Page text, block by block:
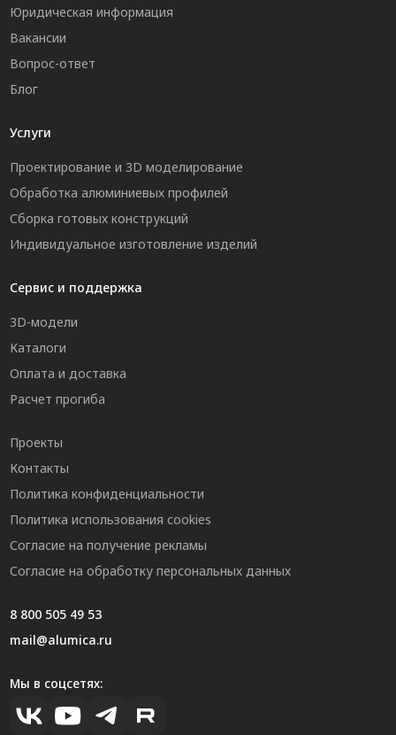
Юридическая информация
Вакансии
Вопрос-ответ
Блог
Услуги
Проектирование и 3D моделирование
Обработка алюминиевых профилей
Сборка готовых конструкций
Индивидуальное изготовление изделий
Сервис и поддержка
3D-модели
Каталоги
Оплата и доставка
Расчет прогиба
Проекты
Контакты
Политика конфиденциальности
Политика использования cookies
Согласие на получение рекламы
Согласие на обработку персональных данных
8 800 505 49 53
mail@alumica.ru
Мы в соцсетях: